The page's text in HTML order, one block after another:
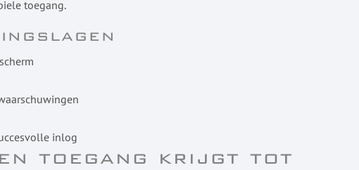
toegang.
inlog
toegang krijgt tot